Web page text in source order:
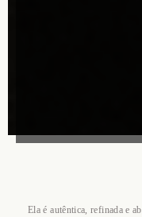
Ela é autêntica, refinada e